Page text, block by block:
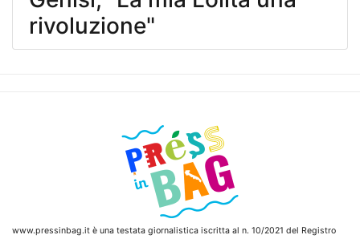
rivoluzione"
www.pressinbag.it è una testata giornalistica iscritta al n. 10/2021 del Registro